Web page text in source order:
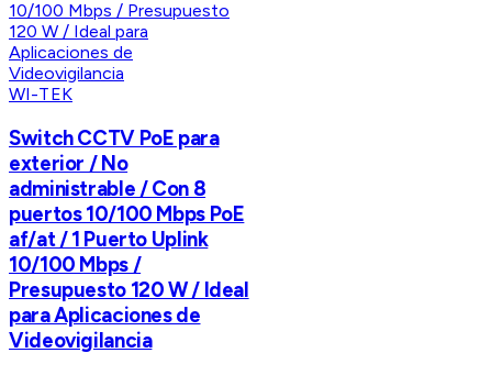
WI-TEK
Switch CCTV PoE para
exterior / No
administrable / Con 8
puertos 10/100 Mbps PoE
af/at / 1 Puerto Uplink
10/100 Mbps /
Presupuesto 120 W / Ideal
para Aplicaciones de
Videovigilancia